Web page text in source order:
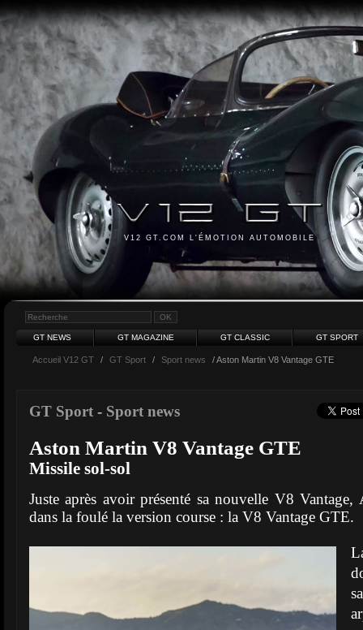
V12 GT.COM L'ÉMOTION AUTOMOBILE
GT NEWS GT MAGAZINE GT CLASSIC GT SPORT
Accueil V12 GT / GT Sport / Sport news / Aston Martin V8 Vantage GTE
GT Sport - Sport news
Aston Martin V8 Vantage GTE
Missile sol-sol
Juste après avoir présenté sa nouvelle V8
dans la foulé la version course : la V8 Vantage GTE.